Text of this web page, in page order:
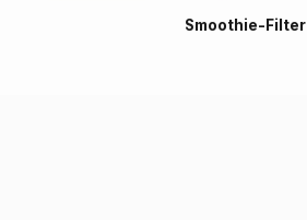
Smoothie-Filter